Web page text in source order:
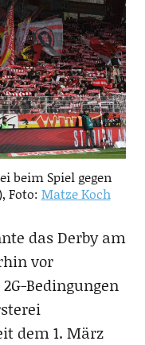
beim Spiel gegen
Foto: Matze Koch
das Derby am
vor
Bedingungen
dem 1. März